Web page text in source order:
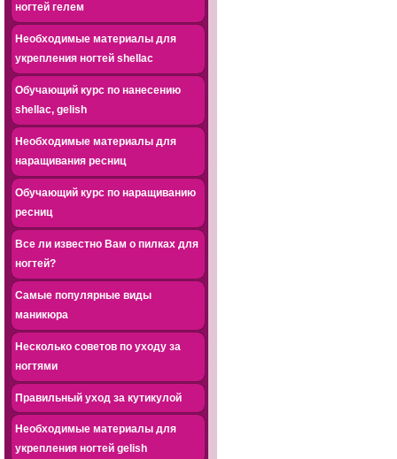
ногтей гелем
Необходимые материалы для
укрепления ногтей shellac
Обучающий курс по нанесению
shellac, gelish
Необходимые материалы для
наращивания ресниц
Обучающий курс по наращиванию
ресниц
Все ли известно Вам о пилках для
ногтей?
Самые популярные виды
маникюра
Несколько советов по уходу за
ногтями
Правильный уход за кутикулой
Необходимые материалы для
укрепления ногтей gelish